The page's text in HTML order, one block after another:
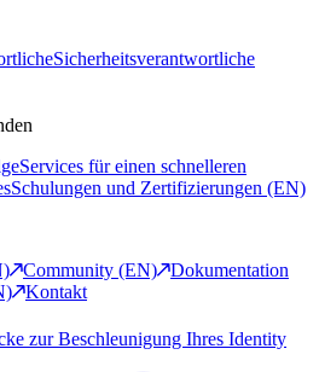
Sicherheitsverantwortliche
Services für einen schnelleren
Schulungen und Zertifizierungen (EN)
Community (EN)
Dokumentation
Kontakt
zur Beschleunigung Ihres Identity